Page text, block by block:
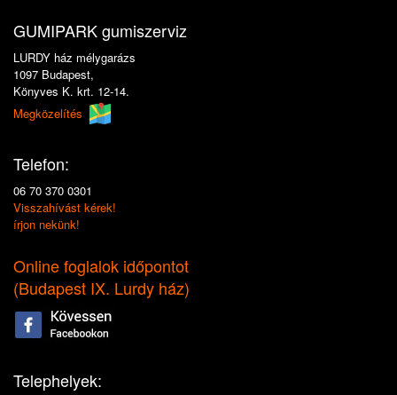
GUMIPARK gumiszerviz
LURDY ház mélygarázs
1097 Budapest,
Könyves K. krt. 12-14.
Megközelítés
Telefon:
06 70 370 0301
Visszahívást kérek!
írjon nekünk!
Online foglalok időpontot
(Budapest IX. Lurdy ház)
Telephelyek: